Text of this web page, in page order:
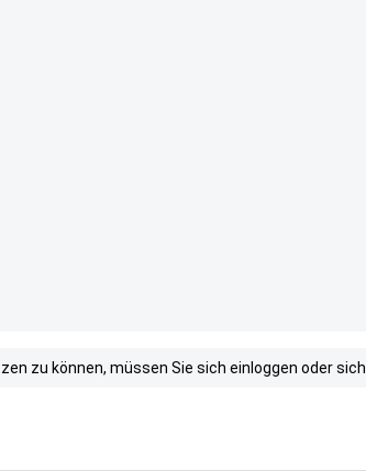
zu können, müssen Sie sich einloggen oder sich